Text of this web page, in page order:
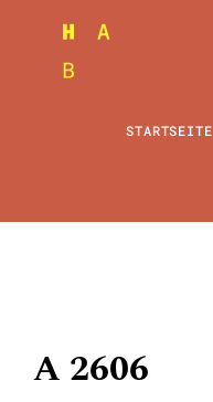
STARTSEITE
A 2606